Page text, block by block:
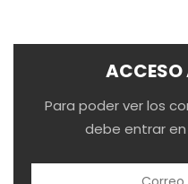
ACCESO
Para poder ver los
debe entrar